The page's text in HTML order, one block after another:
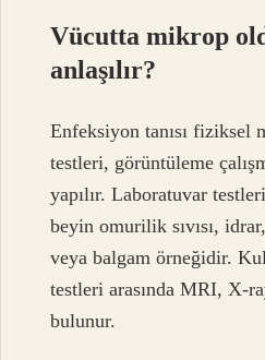
Vücutta mikrop
anlaşılır?
Enfeksiyon tanısı fiziksel
testleri, görüntüleme
yapılır. Laboratuvar
beyin omurilik sıvısı,
veya balgam örneğidir.
testleri arasında MRI, X-
bulunur.